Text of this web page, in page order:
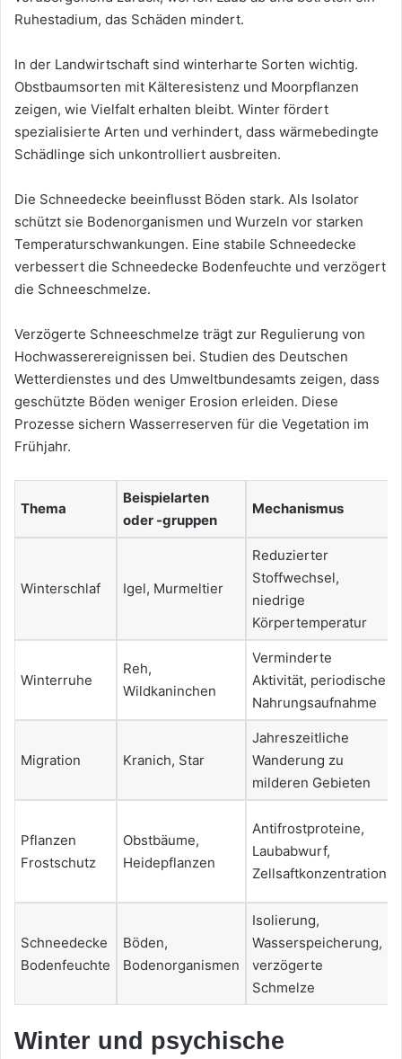
Ruhestadium, das Schäden mindert.
In der Landwirtschaft sind winterharte Sorten wichtig.
Obstbaumsorten mit Kälteresistenz und Moorpflanzen
zeigen, wie Vielfalt erhalten bleibt. Winter fördert
spezialisierte Arten und verhindert, dass wärmebedingte
Schädlinge sich unkontrolliert ausbreiten.
Die Schneedecke beeinflusst Böden stark. Als Isolator
schützt sie Bodenorganismen und Wurzeln vor starken
Temperaturschwankungen. Eine stabile Schneedecke
verbessert die Schneedecke Bodenfeuchte und verzögert
die Schneeschmelze.
Verzögerte Schneeschmelze trägt zur Regulierung von
Hochwasserereignissen bei. Studien des Deutschen
Wetterdienstes und des Umweltbundesamts zeigen, dass
geschützte Böden weniger Erosion erleiden. Diese
Prozesse sichern Wasserreserven für die Vegetation im
Frühjahr.
Thema
Beispielarten
oder -gruppen
Mechanismus
Winterschlaf Igel, Murmeltier
Reduzierter
Stoffwechsel,
niedrige
Körpertemperatur
Winterruhe
Reh,
Wildkaninchen
Verminderte
Aktivität, periodische
Nahrungsaufnahme
Migration Kranich, Star
Jahreszeitliche
Wanderung zu
milderen Gebieten
Pflanzen
Frostschutz
Obstbäume,
Heidepflanzen
Antifrostproteine,
Laubabwurf,
Zellsaftkonzentration
Schneedecke
Bodenfeuchte
Böden,
Bodenorganismen
Isolierung,
Wasserspeicherung,
verzögerte
Schmelze
Winter und psychische